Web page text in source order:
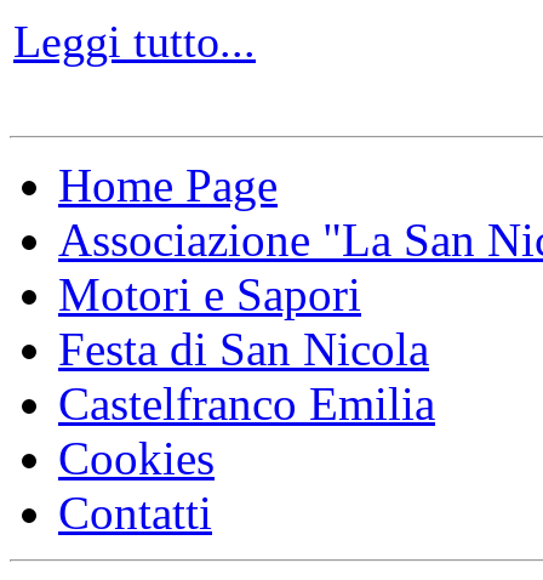
Leggi tutto...
Home Page
Associazione "La San
Motori e Sapori
Festa di San Nicola
Castelfranco Emilia
Cookies
Contatti